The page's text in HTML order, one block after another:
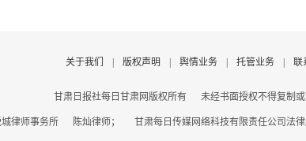
关于我们 版权声明 舆情业务 托管业务 联
甘肃日报社每日甘肃网版权所有 未经书面授权不得复制
城律师事务所 陈灿律师； 甘肃每日传媒网络科技有限责任公司